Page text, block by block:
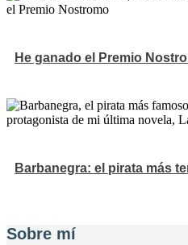
He ganado el Premio
Barbanegra: el pirata más
Sobre mí